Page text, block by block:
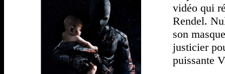
vidéo qui
Rendel.
son
justicier
puissante